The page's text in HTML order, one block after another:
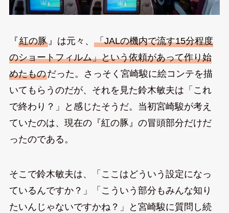
『紅の豚』は元々、 「JALの機内で流す15分程度
のショートフィルム」という依頼があって作り始
めたものだった。さっそく宮崎駿に絵コンテを描
いてもらうのだが、それを見た鈴木敏夫は「これ
で終わり？」と感じたそうだ。当初宮崎駿が考え
ていたのは、現在の『紅の豚』の冒頭部分だけだ
ったのである。
そこで鈴木敏夫は、「ここはどういう設定になっ
ているんですか？」「こういう部分もみんな知り
たいんじゃないですかね？」と宮崎駿に質問し続